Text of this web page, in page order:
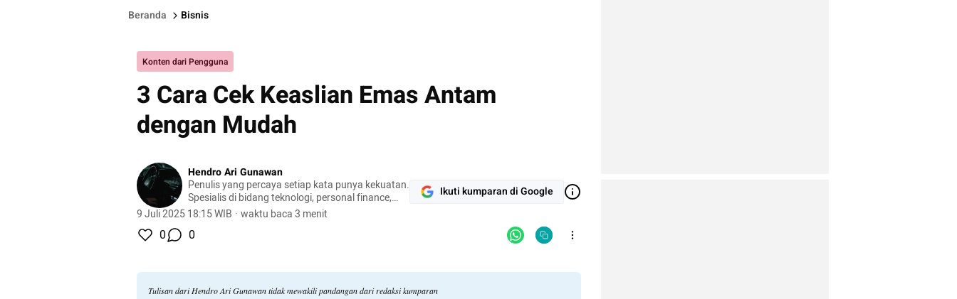
Beranda Bisnis
Konten dari Pengguna
3 Cara Cek Keaslian Emas Antam
dengan Mudah
Hendro Ari Gunawan
Penulis yang percaya setiap kata punya kekuatan.
Spesialis di bidang teknologi, personal finance,
dan otomotif.
9 Juli 2025 18:15 WIB · waktu baca 3 menit
Ikuti kumparan di Google
0 0
Tulisan dari Hendro Ari Gunawan tidak mewakili pandangan dari redaksi kumparan